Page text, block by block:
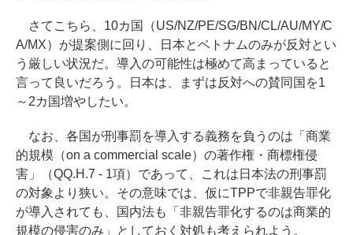
さてこちら、10カ国（US/NZ/PE/SG/BN/CL/AU/MY/C
A/MX）が提案側に回り、日本とベトナムのみが反対とい
う厳しい状況だ。導入の可能性は極めて高まっていると
言って良いだろう。日本は、まずは反対への賛同国を1
～2カ国増やしたい。
なお、各国が刑事罰を導入する義務を負うのは「商業
的規模（on a commercial scale）の著作権・商標権侵
害」（QQ.H.7 - 1項）であって、これは日本法の刑事罰
の対象より狭い。その意味では、仮にTPPで非親告罪化
が導入されても、国内法も「非親告罪化するのは商業的
規模の侵害のみ」としておく対処も考えられよう。